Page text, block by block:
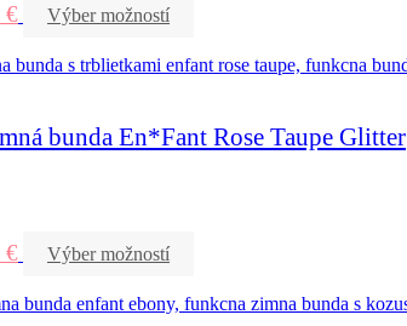
€
Výber možností
bunda En*Fant Rose Taupe Glitter
€
Výber možností